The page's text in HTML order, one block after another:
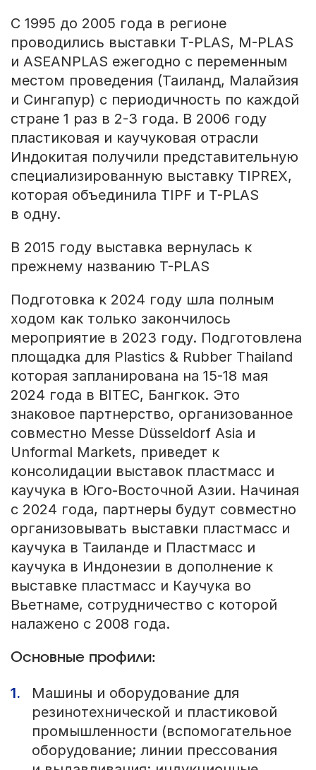
С 1995 до 2005 года в регионе
проводились выставки T-PLAS, M-PLAS
и ASEANPLAS ежегодно с переменным
местом проведения (Таиланд, Малайзия
и Сингапур) с периодичность по каждой
стране 1 раз в 2-3 года. В 2006 году
пластиковая и каучуковая отрасли
Индокитая получили представительную
специализированную выставку TIPREX,
которая объединила TIPF и T-PLAS
в одну.
В 2015 году выставка вернулась к
прежнему названию T-PLAS
Подготовка к 2024 году шла полным
ходом как только закончилось
мероприятие в 2023 году. Подготовлена
площадка для Plastics & Rubber Thailand
которая запланирована на 15-18 мая
2024 года в BITEC, Бангкок. Это
знаковое партнерство, организованное
совместно Messe Düsseldorf Asia и
Unformal Markets, приведет к
консолидации выставок пластмасс и
каучука в Юго-Восточной Азии. Начиная
с 2024 года, партнеры будут совместно
организовывать выставки пластмасс и
каучука в Таиланде и Пластмасс и
каучука в Индонезии в дополнение к
выставке пластмасс и Каучука во
Вьетнаме, сотрудничество с которой
налажено с 2008 года.
Основные профили:
Машины и оборудование для
резинотехнической и пластиковой
промышленности (вспомогательное
оборудование; линии прессования